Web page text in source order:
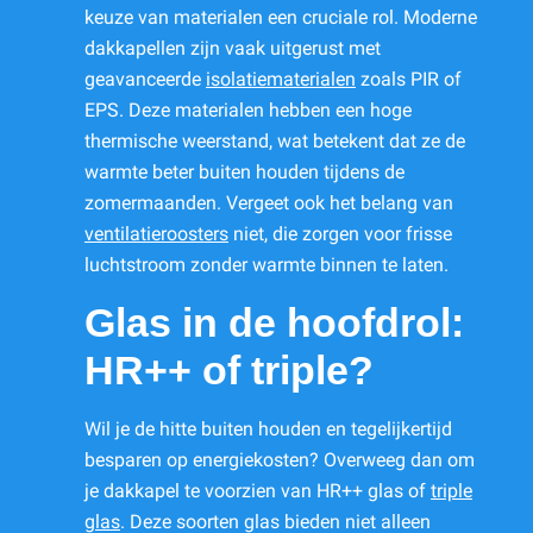
keuze van materialen een cruciale rol. Moderne
dakkapellen zijn vaak uitgerust met
geavanceerde isolatiematerialen zoals PIR of
EPS. Deze materialen hebben een hoge
thermische weerstand, wat betekent dat ze de
warmte beter buiten houden tijdens de
zomermaanden. Vergeet ook het belang van
ventilatieroosters niet, die zorgen voor frisse
luchtstroom zonder warmte binnen te laten.
Glas in de hoofdrol:
HR++ of triple?
Wil je de hitte buiten houden en tegelijkertijd
besparen op energiekosten? Overweeg dan om
je dakkapel te voorzien van HR++ glas of triple
glas. Deze soorten glas bieden niet alleen